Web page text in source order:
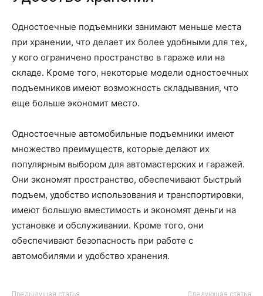
Одностоечные подъемники занимают меньше места
при хранении, что делает их более удобными для тех,
у кого ограничено пространство в гараже или на
складе. Кроме того, некоторые модели одностоечных
подъемников имеют возможность складывания, что
еще больше экономит место.
Одностоечные автомобильные подъемники имеют
множество преимуществ, которые делают их
популярным выбором для автомастерских и гаражей.
Они экономят пространство, обеспечивают быстрый
подъем, удобство использования и транспортировки,
имеют большую вместимость и экономят деньги на
установке и обслуживании. Кроме того, они
обеспечивают безопасность при работе с
автомобилями и удобство хранения.
Предыдущая статья Следующая статья